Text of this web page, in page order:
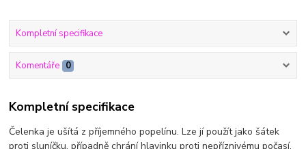
Kompletní specifikace
Komentáře 0
Kompletní specifikace
Čelenka je ušítá z příjemného popelínu. Lze jí použít jako šátek
proti sluníčku, případně chrání hlavinku proti nepříznivému počasí.